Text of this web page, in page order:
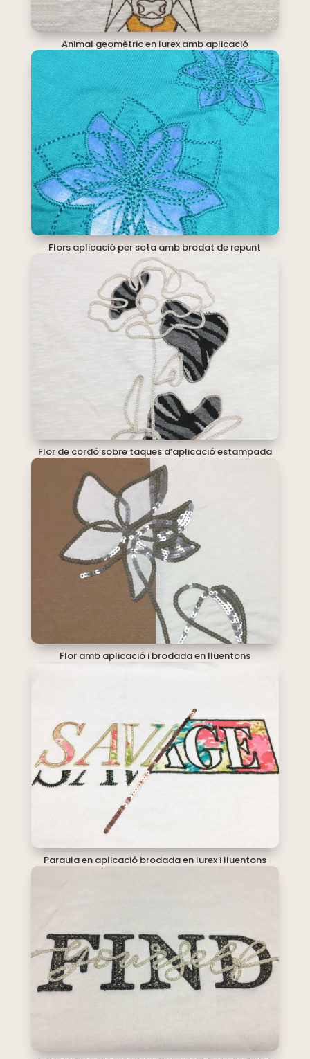
Animal geomètric en lurex amb aplicació
Flors aplicació per sota amb brodat de repunt
Flor de cordó sobre taques d’aplicació estampada
Flor amb aplicació i brodada en lluentons
Paraula en aplicació brodada en lurex i lluentons